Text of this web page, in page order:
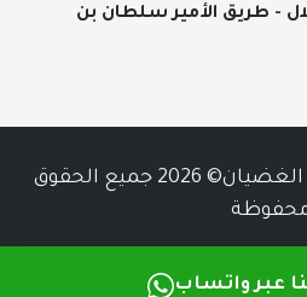
عبر واتساب
- طريق الأمير سلطان بن
مكتب سعد بن عبدالله الغضيان© 2026 جميع الحقوق